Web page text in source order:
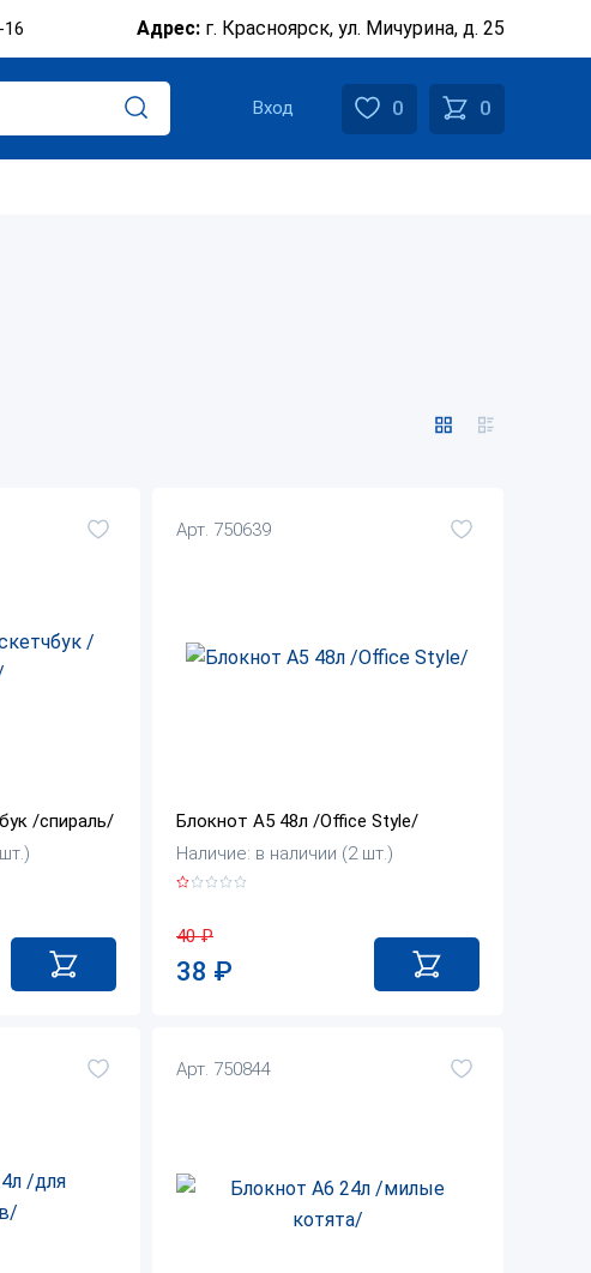
Адрес: г. Красноярск, ул. Мичурина, д. 25
Вход 0 0
/спираль/
Арт. 750639
Блокнот А5 48л /Office Style/
Наличие: в наличии (2 шт.)
40₽
38 ₽
Арт. 750844